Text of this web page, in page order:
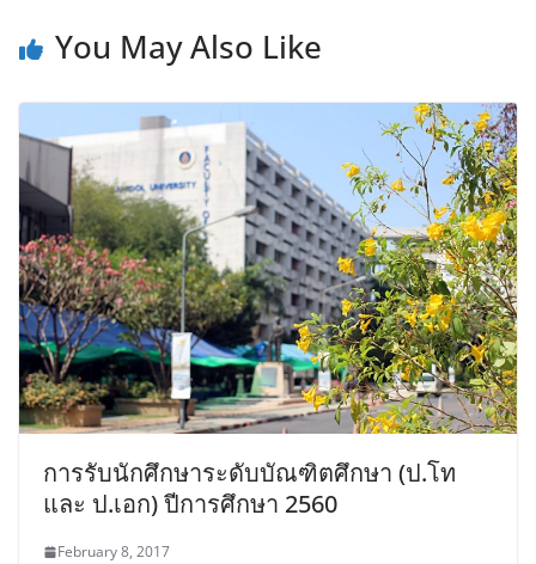
You May Also Like
การรับนักศึกษาระดับบัณฑิตศึกษา (ป.โท
และ ป.เอก) ปีการศึกษา 2560
February 8, 2017